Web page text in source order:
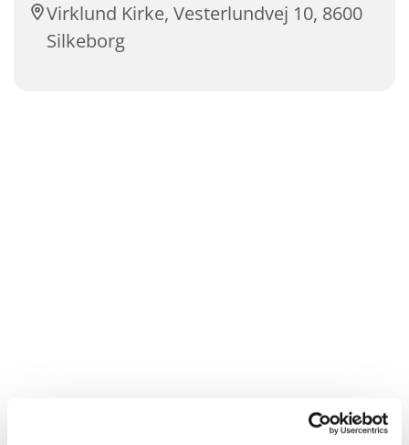
Virklund Kirke, Vesterlundvej 10, 8600
Silkeborg